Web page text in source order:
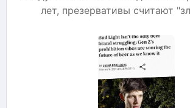
лет, презервативы считают